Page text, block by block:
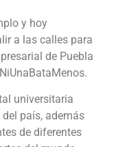
y hoy
a las calles para
de Puebla
universitaria
país, además
de diferentes